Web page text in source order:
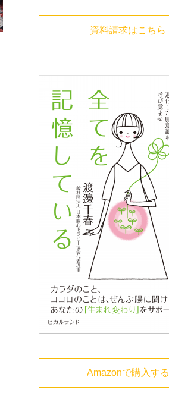
資料請求はこちら
Amazonで購入する